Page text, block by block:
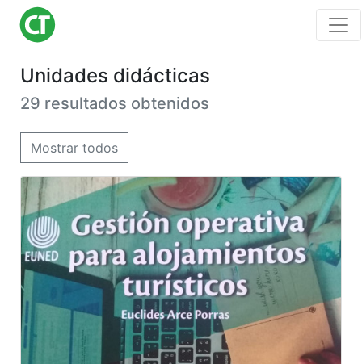
Unidades didácticas
29 resultados obtenidos
Mostrar todos